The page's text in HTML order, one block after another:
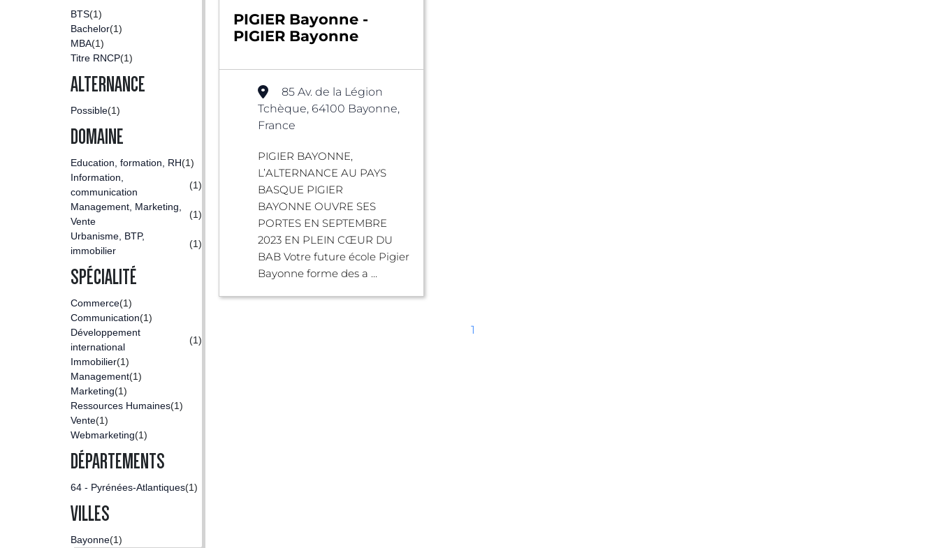
BTS(1)
Bachelor(1)
MBA(1)
Titre RNCP(1)
ALTERNANCE
Possible(1)
DOMAINE
Education, formation, RH(1)
Information,
communication
(1)
Management, Marketing,
Vente
(1)
Urbanisme, BTP,
immobilier
(1)
SPÉCIALITÉ
Commerce(1)
Communication(1)
Développement
international
(1)
Immobilier(1)
Management(1)
Marketing(1)
Ressources Humaines(1)
Vente(1)
Webmarketing(1)
DÉPARTEMENTS
64 - Pyrénées-Atlantiques(1)
VILLES
Bayonne(1)
PIGIER Bayonne -
PIGIER Bayonne
85 Av. de la Légion
Tchèque, 64100 Bayonne,
France
PIGIER BAYONNE,
L’ALTERNANCE AU PAYS
BASQUE PIGIER
BAYONNE OUVRE SES
PORTES EN SEPTEMBRE
2023 EN PLEIN CŒUR DU
BAB Votre future école Pigier
Bayonne forme des a ...
1